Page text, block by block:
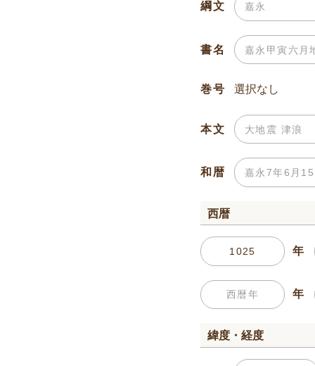
綱文
書名
巻号
本文
和暦
西暦
年
年
緯度・経度